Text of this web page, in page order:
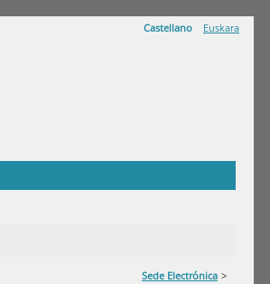
Castellano Euskara
Sede Electrónica >